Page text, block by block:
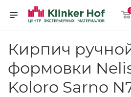
Кирпич
формовки
Koloro Sarno